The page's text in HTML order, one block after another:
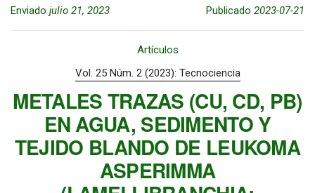
Enviado julio 21, 2023 Publicado 2023-07-21
Artículos
Vol. 25 Núm. 2 (2023): Tecnociencia
METALES TRAZAS (CU, CD, PB)
EN AGUA, SEDIMENTO Y
TEJIDO BLANDO DE LEUKOMA
ASPERIMMA